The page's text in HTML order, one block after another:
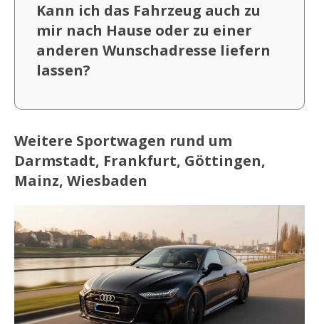
Kann ich das Fahrzeug auch zu
mir nach Hause oder zu einer
anderen Wunschadresse liefern
lassen?
Weitere Sportwagen rund um
Darmstadt, Frankfurt, Göttingen,
Mainz, Wiesbaden